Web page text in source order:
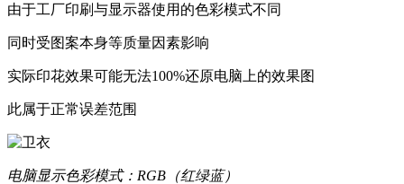
由于工厂印刷与显示器使用的色彩模式不同
同时受图案本身等质量因素影响
实际印花效果可能无法100%还原电脑上的效果图
此属于正常误差范围
电脑显示色彩模式：RGB（红绿蓝）